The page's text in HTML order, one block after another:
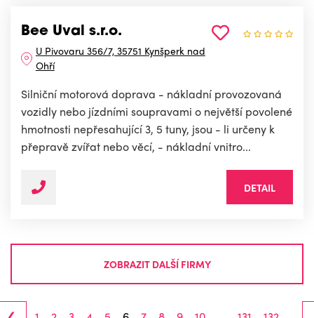
Bee Uval s.r.o.
U Pivovaru 356/7, 35751 Kynšperk nad
Ohří
Silniční motorová doprava - nákladní provozovaná
vozidly nebo jízdními soupravami o největší povolené
hmotnosti nepřesahující 3, 5 tuny, jsou - li určeny k
přepravě zvířat nebo věcí, - nákladní vnitro...
DETAIL
ZOBRAZIT DALŠÍ FIRMY